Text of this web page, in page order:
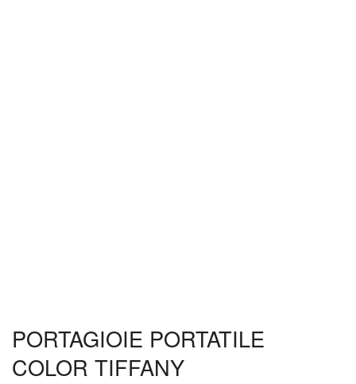
PORTAGIOIE PORTATILE
COLOR TIFFANY